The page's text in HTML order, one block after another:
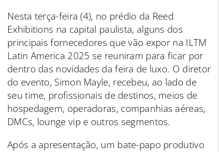
Nesta terça-feira (4), no prédio da Reed
Exhibitions na capital paulista, alguns dos
principais fornecedores que vão expor na ILTM
Latin America 2025 se reuniram para ficar por
dentro das novidades da feira de luxo. O diretor
do evento, Simon Mayle, recebeu, ao lado de
seu time, profissionais de destinos, meios de
hospedagem, operadoras, companhias aéreas,
DMCs, lounge vip e outros segmentos.
Após a apresentação, um bate-papo produtivo